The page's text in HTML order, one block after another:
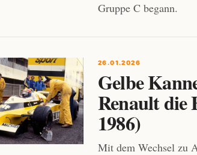
Gruppe C begann.
26.01.2026
Gelbe
Renault die
1986)
Mit dem Wechsel zu